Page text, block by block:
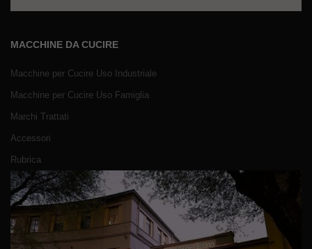
MACCHINE DA CUCIRE
Macchine per Cucire Uso Industriale
Macchine per Cucire Uso Famiglia
Marchi Trattati
Accessori
Rubrica